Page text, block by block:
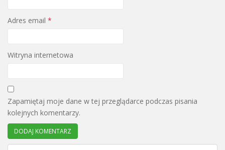
Adres email *
Witryna internetowa
Zapamiętaj moje dane w tej przeglądarce podczas pisania
kolejnych komentarzy.